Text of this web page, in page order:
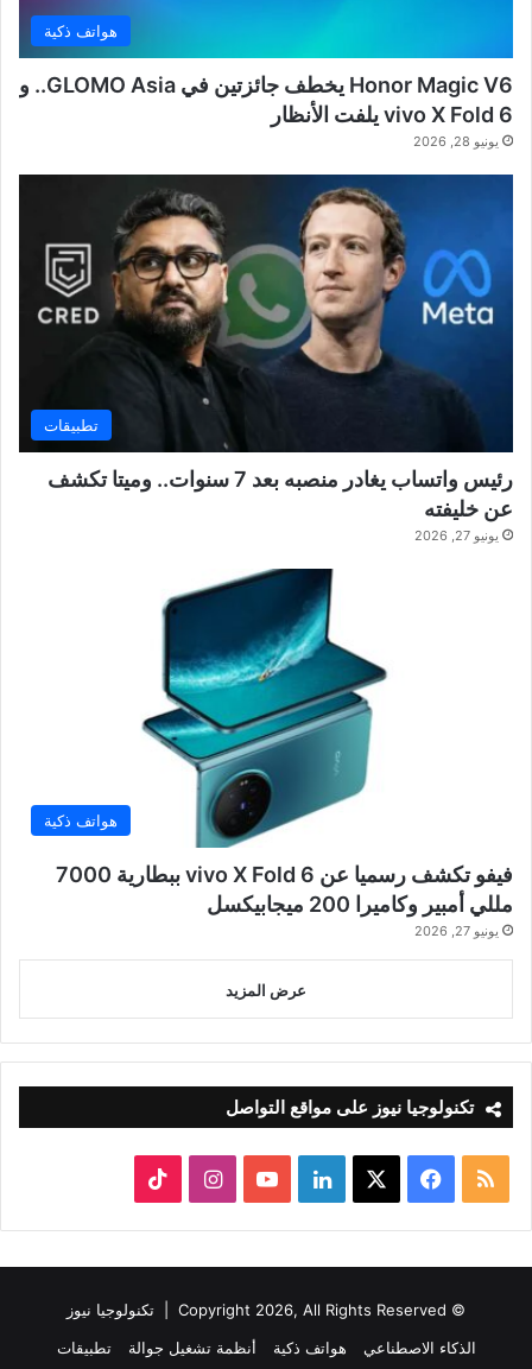
هواتف ذكية
Honor Magic V6 يخطف جائزتين في GLOMO Asia.. و
vivo X Fold 6 يلفت الأنظار
يونيو 28, 2026
تطبيقات
رئيس واتساب يغادر منصبه بعد 7 سنوات.. وميتا تكشف
عن خليفته
يونيو 27, 2026
هواتف ذكية
فيفو تكشف رسميا عن vivo X Fold 6 ببطارية 7000
مللي أمبير وكاميرا 200 ميجابيكسل
يونيو 27, 2026
عرض المزيد
تكنولوجيا نيوز على مواقع التواصل
ملخص
الموقع
RSS
فيسبوك لينكدإن‫YouTubeانستقرام
© Copyright 2026, All Rights Reserved |
تكنولوجيا نيوز
الذكاء الاصطناعي
هواتف ذكية أنظمة تشغيل جوالة تطبيقات